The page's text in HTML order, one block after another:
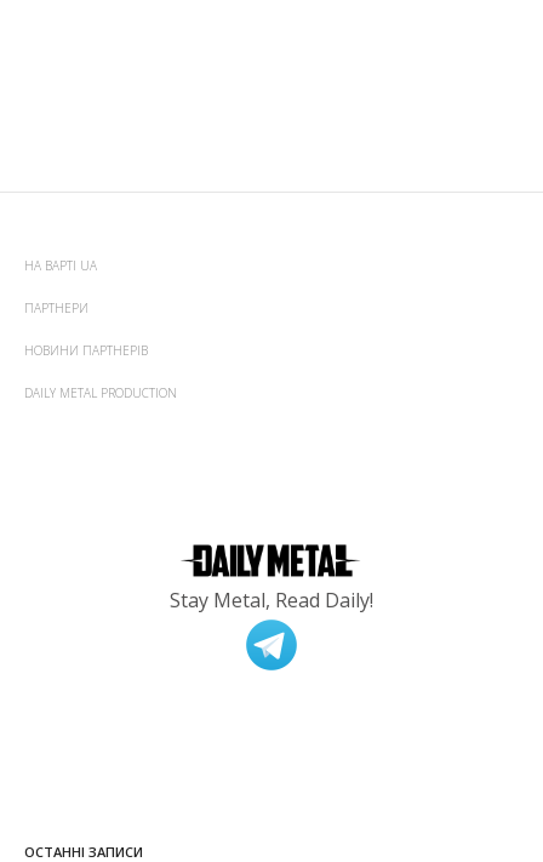
НА ВАРТІ UA
ПАРТНЕРИ
НОВИНИ ПАРТНЕРІВ
DAILY METAL PRODUCTION
Stay Metal, Read Daily!
ОСТАННІ ЗАПИСИ